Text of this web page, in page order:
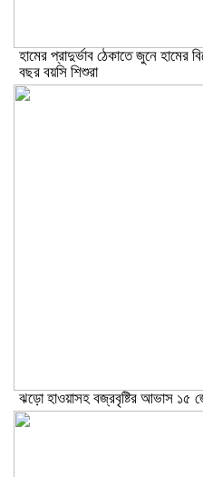
হামের প্রাদুর্ভাব ঠেকাতে জুনে হামের
বছর বয়সি শিশুরা
ঝড়ো হাওয়াসহ বজ্রবৃষ্টির আভাস ১৫